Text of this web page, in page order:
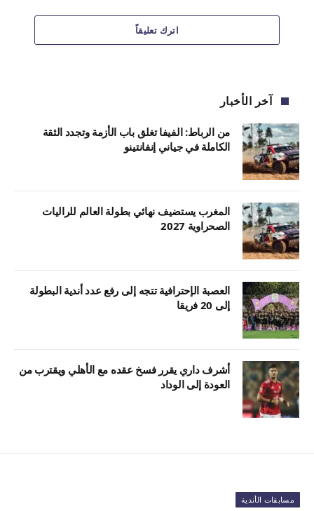
اترك تعليقاً
آخر الأخبار
من الرباط: الفيفا تغلق باب الأزمة وتجدد الثقة
الكاملة في جياني إنفانتينو
المغرب يستضيف نهائي بطولة العالم للراليات
الصحراوية 2027
العصبة الإحترافية تتجه إلى رفع عدد أندية البطولة
إلى 20 فريقا
أشرف داري يقرر فسخ عقده مع الأهلي ويقترب من
العودة إلى الوداد
مسابقات الأندية